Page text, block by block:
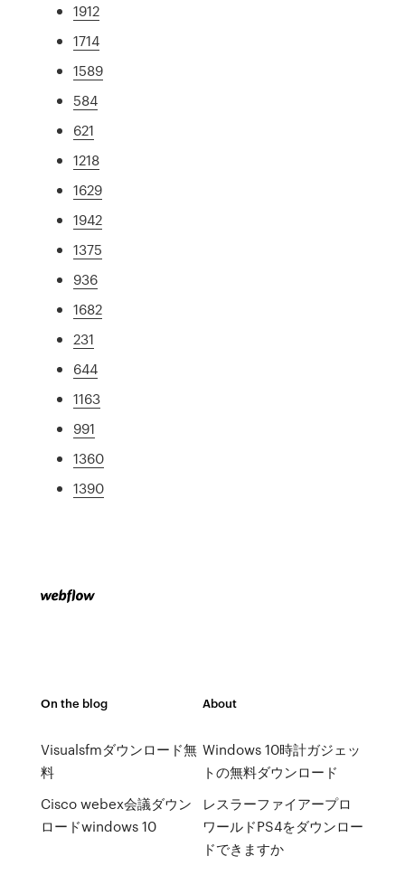
1912
1714
1589
584
621
1218
1629
1942
1375
936
1682
231
644
1163
991
1360
1390
On the blog
Visualsfmダウンロード無
料
Cisco webex会議ダウン
ロードwindows 10
About
Windows 10時計ガジェッ
トの無料ダウンロード
レスラーファイアープロ
ワールドPS4をダウンロー
ドできますか